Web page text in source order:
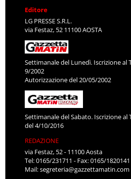
Editore
LG PRESSE S.R.L.
via Festaz, 52 11100 AOSTA
Settimanale del Lunedì. Iscrizione al
9/2002
Autorizzazione del 20/05/2002
Settimanale del Sabato. Iscrizione al
del 4/10/2016
REDAZIONE
via Festaz, 52 - 11100 Aosta
Tel: 0165/231711 - Fax: 0165/1820141
Mail:segreteria@gazzettamatin.com